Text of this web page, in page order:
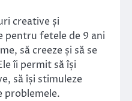
creative și
pentru fetele de 9 ani
să creeze și să se
îi permit să își
să își stimuleze
problemele.